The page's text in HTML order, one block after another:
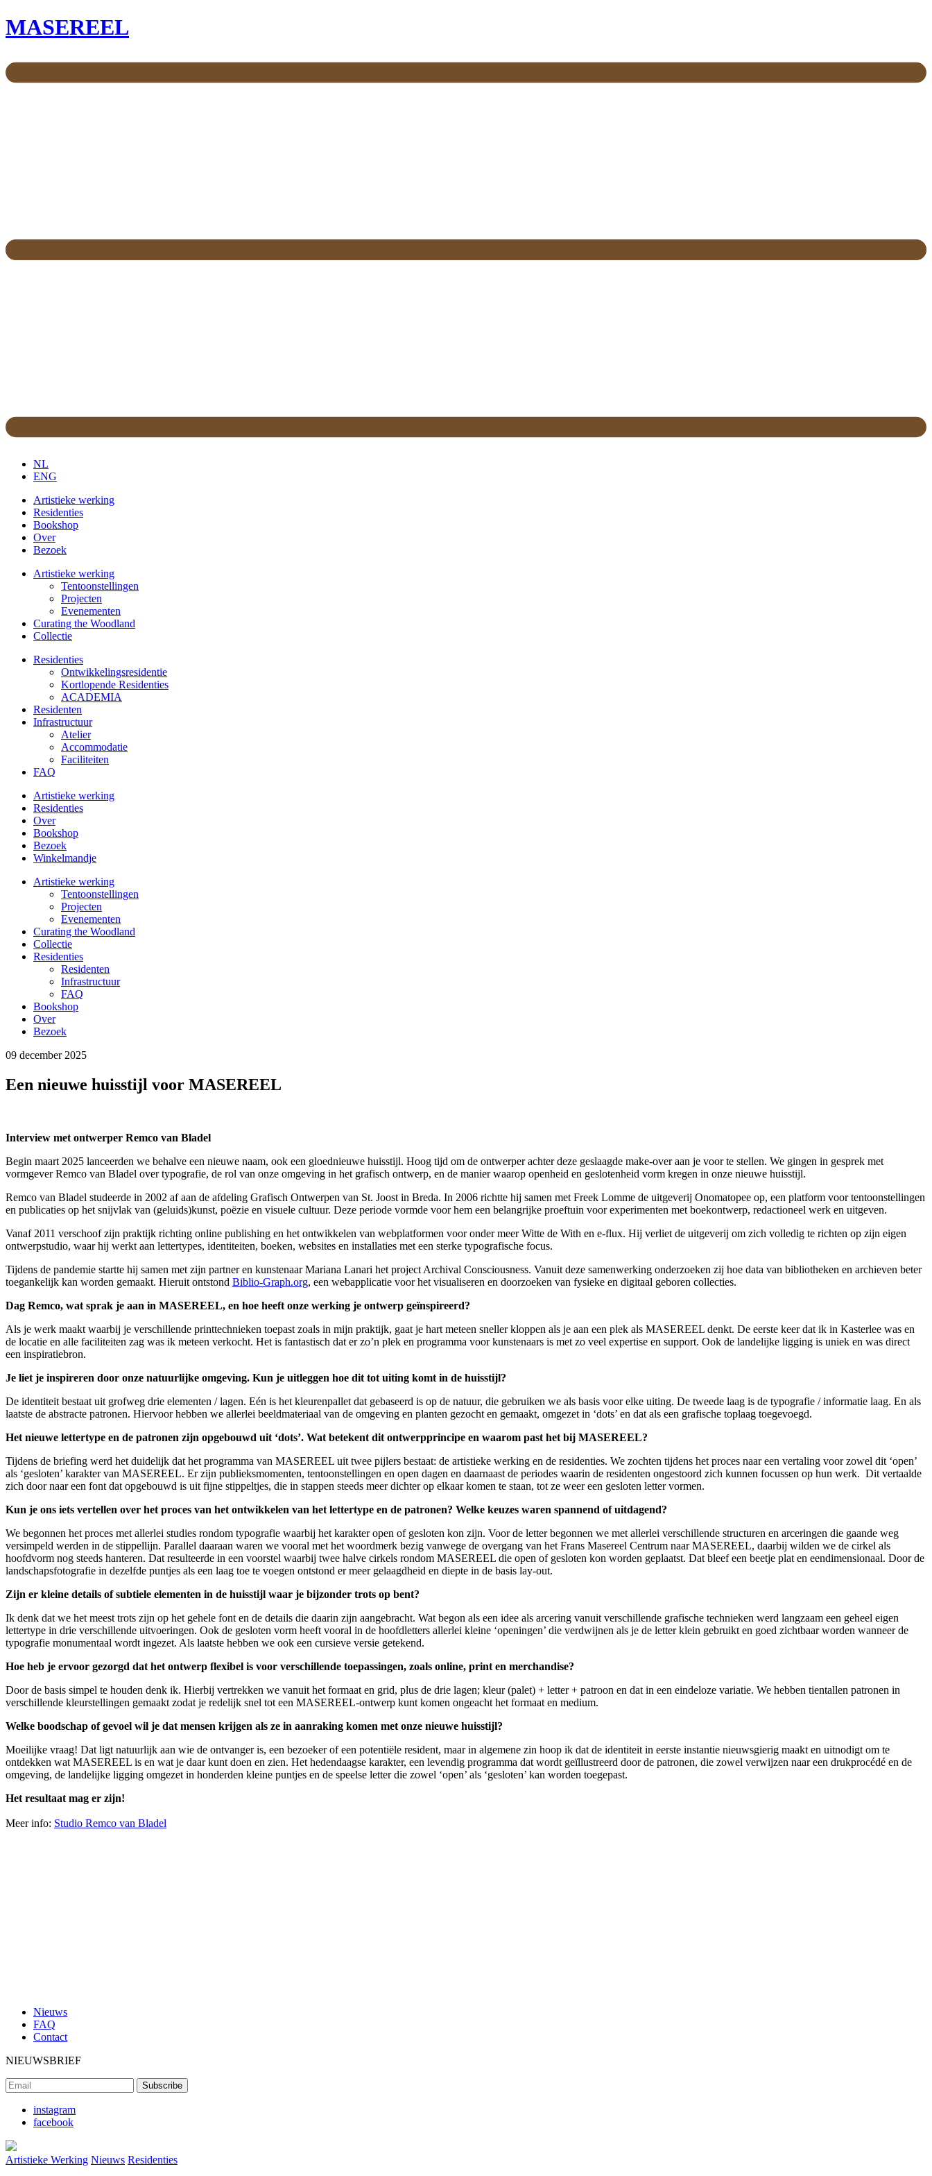
MASEREEL
NL
ENG
Artistieke werking
Residenties
Bookshop
Over
Bezoek
Artistieke werking
Tentoonstellingen
Projecten
Evenementen
Curating the Woodland
Collectie
Residenties
Ontwikkelings­residentie
Kortlopende Residenties
ACADEMIA
Residenten
Infrastructuur
Atelier
Accommodatie
Faciliteiten
FAQ
Artistieke werking
Residenties
Over
Bookshop
Bezoek
Winkelmandje
Artistieke werking
Tentoonstellingen
Projecten
Evenementen
Curating the Woodland
Collectie
Residenties
Residenten
Infrastructuur
FAQ
Bookshop
Over
Bezoek
09 december 2025
Een nieuwe huisstijl voor MASEREEL
Interview met ontwerper Remco van Bladel
Begin maart 2025 lanceerden we behalve een nieuwe naam, ook een gloednieuwe huisstijl. Hoog tijd om de ontwerper achter deze geslaagde make-over aan je voor te stellen. We gingen in gesprek met
vormgever Remco van Bladel over typografie, de rol van onze omgeving in het grafisch ontwerp, en de manier waarop openheid en geslotenheid vorm kregen in onze nieuwe huisstijl.
Remco van Bladel studeerde in 2002 af aan de afdeling Grafisch Ontwerpen van St. Joost in Breda. In 2006 richtte hij samen met Freek Lomme de uitgeverij Onomatopee op, een platform voor tentoonstellingen
en publicaties op het snijvlak van (geluids)kunst, poëzie en visuele cultuur. Deze periode vormde voor hem een belangrijke proeftuin voor experimenten met boekontwerp, redactioneel werk en uitgeven.
Vanaf 2011 verschoof zijn praktijk richting online publishing en het ontwikkelen van webplatformen voor onder meer Witte de With en e-flux. Hij verliet de uitgeverij om zich volledig te richten op zijn eigen
ontwerpstudio, waar hij werkt aan lettertypes, identiteiten, boeken, websites en installaties met een sterke typografische focus.
Tijdens de pandemie startte hij samen met zijn partner en kunstenaar Mariana Lanari het project Archival Consciousness. Vanuit deze samenwerking onderzoeken zij hoe data van bibliotheken en archieven beter
toegankelijk kan worden gemaakt. Hieruit ontstond Biblio-Graph.org, een webapplicatie voor het visualiseren en doorzoeken van fysieke en digitaal geboren collecties.
Dag Remco, wat sprak je aan in MASEREEL, en hoe heeft onze werking je ontwerp geïnspireerd?
Als je werk maakt waarbij je verschillende printtechnieken toepast zoals in mijn praktijk, gaat je hart meteen sneller kloppen als je aan een plek als MASEREEL denkt. De eerste keer dat ik in Kasterlee was en
de locatie en alle faciliteiten zag was ik meteen verkocht. Het is fantastisch dat er zo’n plek en programma voor kunstenaars is met zo veel expertise en support. Ook de landelijke ligging is uniek en was direct
een inspiratiebron.
Je liet je inspireren door onze natuurlijke omgeving. Kun je uitleggen hoe dit tot uiting komt in de huisstijl?
De identiteit bestaat uit grofweg drie elementen / lagen. Eén is het kleurenpallet dat gebaseerd is op de natuur, die gebruiken we als basis voor elke uiting. De tweede laag is de typografie / informatie laag. En als
laatste de abstracte patronen. Hiervoor hebben we allerlei beeldmateriaal van de omgeving en planten gezocht en gemaakt, omgezet in ‘dots’ en dat als een grafische toplaag toegevoegd.
Het nieuwe lettertype en de patronen zijn opgebouwd uit ‘dots’. Wat betekent dit ontwerpprincipe en waarom past het bij MASEREEL?
Tijdens de briefing werd het duidelijk dat het programma van MASEREEL uit twee pijlers bestaat: de artistieke werking en de residenties. We zochten tijdens het proces naar een vertaling voor zowel dit ‘open’
als ‘gesloten’ karakter van MASEREEL. Er zijn publieksmomenten, tentoonstellingen en open dagen en daarnaast de periodes waarin de residenten ongestoord zich kunnen focussen op hun werk. Dit vertaalde
zich door naar een font dat opgebouwd is uit fijne stippeltjes, die in stappen steeds meer dichter op elkaar komen te staan, tot ze weer een gesloten letter vormen.
Kun je ons iets vertellen over het proces van het ontwikkelen van het lettertype en de patronen? Welke keuzes waren spannend of uitdagend?
We begonnen het proces met allerlei studies rondom typografie waarbij het karakter open of gesloten kon zijn. Voor de letter begonnen we met allerlei verschillende structuren en arceringen die gaande weg
versimpeld werden in de stippellijn. Parallel daaraan waren we vooral met het woordmerk bezig vanwege de overgang van het Frans Masereel Centrum naar MASEREEL, daarbij wilden we de cirkel als
hoofdvorm nog steeds hanteren. Dat resulteerde in een voorstel waarbij twee halve cirkels rondom MASEREEL die open of gesloten kon worden geplaatst. Dat bleef een beetje plat en eendimensionaal. Door de
landschapsfotografie in dezelfde puntjes als een laag toe te voegen ontstond er meer gelaagdheid en diepte in de basis lay-out.
Zijn er kleine details of subtiele elementen in de huisstijl waar je bijzonder trots op bent?
Ik denk dat we het meest trots zijn op het gehele font en de details die daarin zijn aangebracht. Wat begon als een idee als arcering vanuit verschillende grafische technieken werd langzaam een geheel eigen
lettertype in drie verschillende uitvoeringen. Ook de gesloten vorm heeft vooral in de hoofdletters allerlei kleine ‘openingen’ die verdwijnen als je de letter klein gebruikt en goed zichtbaar worden wanneer de
typografie monumentaal wordt ingezet. Als laatste hebben we ook een cursieve versie getekend.
Hoe heb je ervoor gezorgd dat het ontwerp flexibel is voor verschillende toepassingen, zoals online, print en merchandise?
Door de basis simpel te houden denk ik. Hierbij vertrekken we vanuit het formaat en grid, plus de drie lagen; kleur (palet) + letter + patroon en dat in een eindeloze variatie. We hebben tientallen patronen in
verschillende kleurstellingen gemaakt zodat je redelijk snel tot een MASEREEL-ontwerp kunt komen ongeacht het formaat en medium.
Welke boodschap of gevoel wil je dat mensen krijgen als ze in aanraking komen met onze nieuwe huisstijl?
Moeilijke vraag! Dat ligt natuurlijk aan wie de ontvanger is, een bezoeker of een potentiële resident, maar in algemene zin hoop ik dat de identiteit in eerste instantie nieuwsgierig maakt en uitnodigt om te
ontdekken wat MASEREEL is en wat je daar kunt doen en zien. Het hedendaagse karakter, een levendig programma dat wordt geïllustreerd door de patronen, die zowel verwijzen naar een drukprocédé en de
omgeving, de landelijke ligging omgezet in honderden kleine puntjes en de speelse letter die zowel ‘open’ als ‘gesloten’ kan worden toegepast.
Het resultaat mag er zijn!
Meer info: Studio Remco van Bladel
Nieuws
FAQ
Contact
NIEUWSBRIEF
instagram
facebook
Artistieke Werking Nieuws Residenties